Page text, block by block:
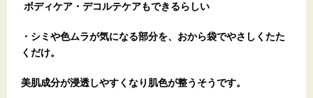
ボディケア・デコルテケアもできるらしい
・シミや色ムラが気になる部分を、おから袋でやさしくたた
くだけ。
美肌成分が浸透しやすくなり肌色が整うそうです。